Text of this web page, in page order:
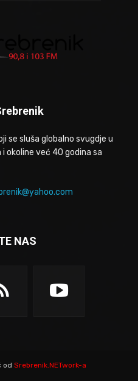
se sluša globalno svugdje u
okoline već 40 godina sa
NAS
od Srebrenik.NETwork-a